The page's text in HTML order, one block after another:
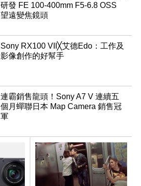
研發 FE 100-400mm F5-6.8 OSS
望遠變焦鏡頭
Sony RX100 VII╳艾德Edo：工作及
影像創作的好幫手
連霸銷售龍頭！Sony A7 V 連續五
個月蟬聯日本 Map Camera 銷售冠
軍